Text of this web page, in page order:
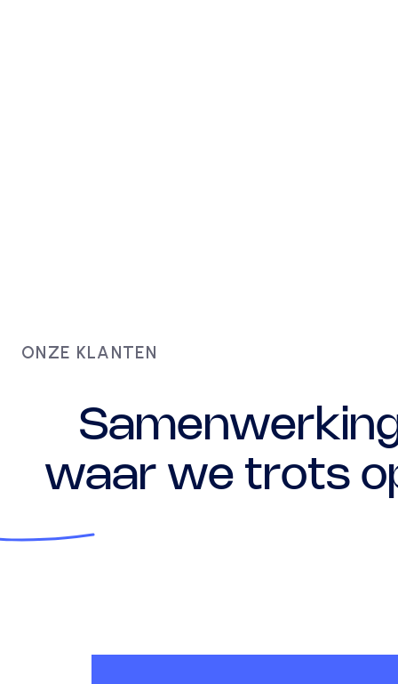
ONZE KLANTEN
waar we trots